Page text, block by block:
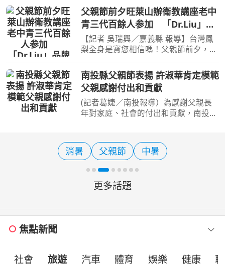
子音樂劇，繼《史瑞克》閱讀音樂劇廣
受親子喜愛後再度合作，透過閱讀、音
樂與戲劇跨域結合，帶
父親節前夕旺萊山辦衛教講座老中
青三代百餘人参加 「Dr.Liu」品
牌強調台灣鳳梨台灣寶
【記者 吳瑞興／嘉義縣 報導】台灣鳳
梨全身是寶您相信嗎！父親節前夕，由
旺萊山主辦的一場健康衛教講座，竟吸
引老中青三代百餘人齊聚一堂，原來有
高醫藥師背景的旺萊山
南投縣父親節表揚 許淑華肯定模範
父親感謝付出和貢獻
(記者葛婕／南投報導）為感謝父親長
年對家庭、社會的付出和貢獻，南投縣
動」，以「感恩父愛・讓愛領投」為主
題，表揚來自縣內各鄉鎮市共
消暑 父親節 中暑
更多話題
焦點新聞
社會 旅遊 汽車 體育 娛樂 健康